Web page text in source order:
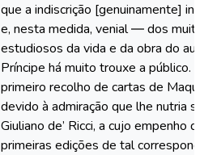
que a indiscrição [genuinamente]
e, nesta medida, venial ― dos
estudiosos da vida e da obra do
Príncipe há muito trouxe a público.
primeiro recolho de cartas de
devido à admiração que lhe nutria
Giuliano de’ Ricci, a cujo empenho
primeiras edições de tal